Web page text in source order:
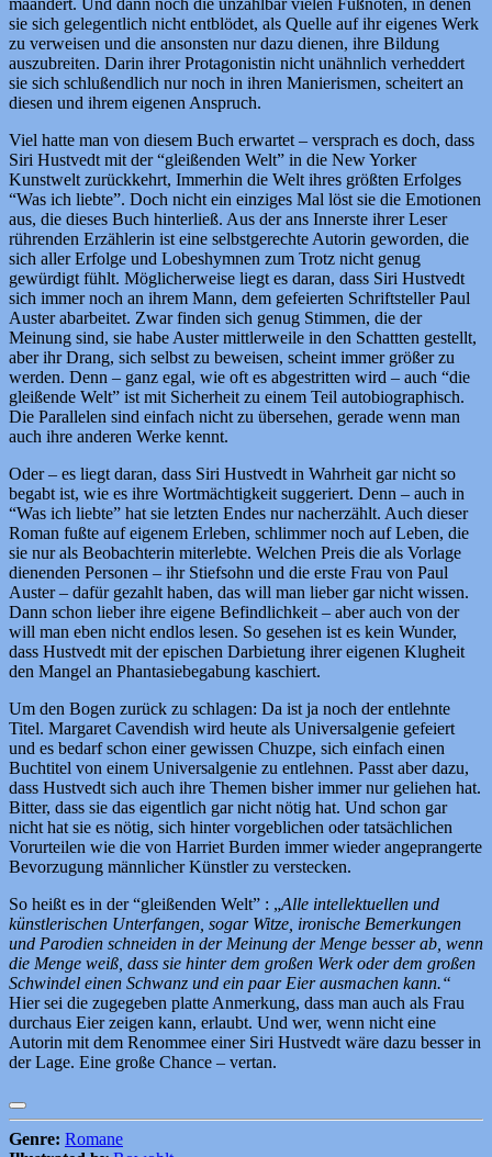
sie sich gelegentlich nicht entblödet, als Quelle auf ihr eigenes Werk
zu verweisen und die ansonsten nur dazu dienen, ihre Bildung
auszubreiten. Darin ihrer Protagonistin nicht unähnlich verheddert
sie sich schlußendlich nur noch in ihren Manierismen, scheitert an
diesen und ihrem eigenen Anspruch.
Viel hatte man von diesem Buch erwartet – versprach es doch, dass
Siri Hustvedt mit der “gleißenden Welt” in die New Yorker
Kunstwelt zurückkehrt, Immerhin die Welt ihres größten Erfolges
“Was ich liebte”. Doch nicht ein einziges Mal löst sie die Emotionen
aus, die dieses Buch hinterließ. Aus der ans Innerste ihrer Leser
rührenden Erzählerin ist eine selbstgerechte Autorin geworden, die
sich aller Erfolge und Lobeshymnen zum Trotz nicht genug
gewürdigt fühlt. Möglicherweise liegt es daran, dass Siri Hustvedt
sich immer noch an ihrem Mann, dem gefeierten Schriftsteller Paul
Auster abarbeitet. Zwar finden sich genug Stimmen, die der
Meinung sind, sie habe Auster mittlerweile in den Schattten gestellt,
aber ihr Drang, sich selbst zu beweisen, scheint immer größer zu
werden. Denn – ganz egal, wie oft es abgestritten wird – auch “die
gleißende Welt” ist mit Sicherheit zu einem Teil autobiographisch.
Die Parallelen sind einfach nicht zu übersehen, gerade wenn man
auch ihre anderen Werke kennt.
Oder – es liegt daran, dass Siri Hustvedt in Wahrheit gar nicht so
begabt ist, wie es ihre Wortmächtigkeit suggeriert. Denn – auch in
“Was ich liebte” hat sie letzten Endes nur nacherzählt. Auch dieser
Roman fußte auf eigenem Erleben, schlimmer noch auf Leben, die
sie nur als Beobachterin miterlebte. Welchen Preis die als Vorlage
dienenden Personen – ihr Stiefsohn und die erste Frau von Paul
Auster – dafür gezahlt haben, das will man lieber gar nicht wissen.
Dann schon lieber ihre eigene Befindlichkeit – aber auch von der
will man eben nicht endlos lesen. So gesehen ist es kein Wunder,
dass Hustvedt mit der epischen Darbietung ihrer eigenen Klugheit
den Mangel an Phantasiebegabung kaschiert.
Um den Bogen zurück zu schlagen: Da ist ja noch der entlehnte
Titel. Margaret Cavendish wird heute als Universalgenie gefeiert
und es bedarf schon einer gewissen Chuzpe, sich einfach einen
Buchtitel von einem Universalgenie zu entlehnen. Passt aber dazu,
dass Hustvedt sich auch ihre Themen bisher immer nur geliehen hat.
Bitter, dass sie das eigentlich gar nicht nötig hat. Und schon gar
nicht hat sie es nötig, sich hinter vorgeblichen oder tatsächlichen
Vorurteilen wie die von Harriet Burden immer wieder angeprangerte
Bevorzugung männlicher Künstler zu verstecken.
So heißt es in der “gleißenden Welt” : „Alle intellektuellen und
künstlerischen Unterfangen, sogar Witze, ironische Bemerkungen
und Parodien schneiden in der Meinung der Menge besser ab, wenn
die Menge weiß, dass sie hinter dem großen Werk oder dem großen
Schwindel einen Schwanz und ein paar Eier ausmachen kann.“
Hier sei die zugegeben platte Anmerkung, dass man auch als Frau
durchaus Eier zeigen kann, erlaubt. Und wer, wenn nicht eine
Autorin mit dem Renommee einer Siri Hustvedt wäre dazu besser in
der Lage. Eine große Chance – vertan.
Genre: Romane